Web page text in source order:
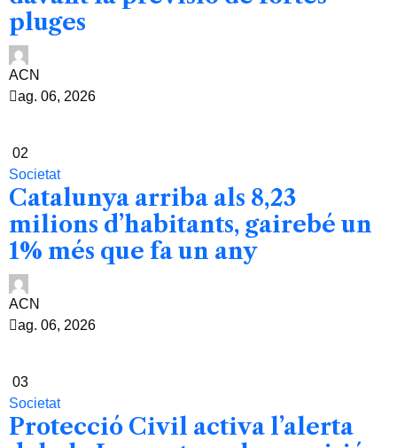
pluges
ACN
ag. 06, 2026
02
Societat
Catalunya arriba als 8,23
milions d’habitants, gairebé un
1% més que fa un any
ACN
ag. 06, 2026
03
Societat
Protecció Civil activa l’alerta